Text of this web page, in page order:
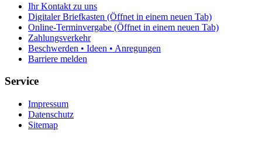
Ihr Kontakt zu uns
Digitaler Briefkasten (Öffnet in einem neuen Tab)
Online-Terminvergabe (Öffnet in einem neuen Tab)
Zahlungsverkehr
Beschwerden • Ideen • Anregungen
Barriere melden
Service
Impressum
Datenschutz
Sitemap